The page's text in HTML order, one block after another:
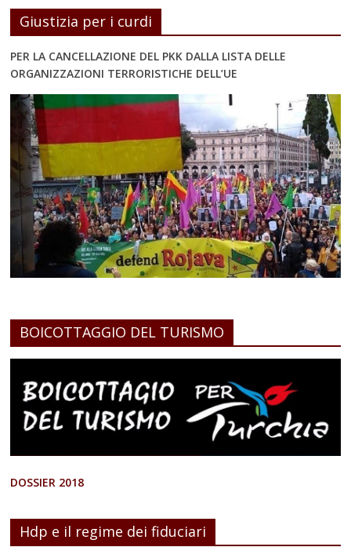
Giustizia per i curdi
PER LA CANCELLAZIONE DEL PKK DALLA LISTA DELLE
ORGANIZZAZIONI TERRORISTICHE DELL’UE
BOICOTTAGGIO DEL TURISMO
DOSSIER 2018
Hdp e il regime dei fiduciari